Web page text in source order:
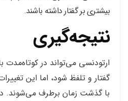
بیشتری بر گفتار داشته باشند.
نتیجه‌گیری
ارتودنسی می‌تواند در کوتاه‌مدت
گفتار و تلفظ شود، اما این
با گذشت زمان برطرف می‌شوند.